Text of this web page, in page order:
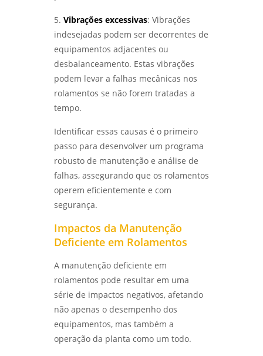
ELÉTRICOS: TÉCNICAS E IMPORTÂNCIA -
LABMETAL
COMO REALIZAR O ENSAIO DE CORROSÃO POR
PITE DE FORMA EFICIENTE - LABMETAL
IDENTIFIQUE PROBLEMAS COMUNS NA
ANÁLISE DE FALHAS EM ENGRENAGENS EM SP
ANÁLISE DE FALHAS EM ROLAMENTOS EM SP:
SOLUÇÕES E MELHORES PRÁTICAS - LABMETAL
ANÁLISE DE FALHAS EM ENGRENAGENS:
IDENTIFIQUE PROBLEMAS ANTES QUE
ACONTEÇAM - LABMETAL
DESVENDANDO OS SEGREDOS DOS ENSAIOS
MECÂNICOS DE MATERIAIS METÁLICOS -
DESVENDANDO MISTÉRIOS: COMO A ANÁLISE
DE FALHAS EM EQUIPAMENTOS TRANSFORMA
RESULTADOS - LABMETAL
DESVENDANDO O ENSAIO DE CORROSÃO:
PROTEJA SEUS MATERIAIS COM
ensaio de corrosão
ensaio de corrosão acelerada
ensaio de corrosão acelerada em sp
paulo
ensaio de corrosão intergranular
ensaio de corrosão intergranular em são
paulo
ensaio de corrosão por pite
ensaio de corrosão por pite em sp
ensaio de corrosão por pite em são
qualificação de eps
qualificação de eps em sp
qualificação de eps em são josé dos
campos
5. Vibrações excessivas: Vibrações
indesejadas podem ser decorrentes de
equipamentos adjacentes ou
desbalanceamento. Estas vibrações
podem levar a falhas mecânicas nos
rolamentos se não forem tratadas a
tempo.
Identificar essas causas é o primeiro
passo para desenvolver um programa
robusto de manutenção e análise de
falhas, assegurando que os rolamentos
operem eficientemente e com
segurança.
Impactos da Manutenção
Deficiente em Rolamentos
A manutenção deficiente em
rolamentos pode resultar em uma
série de impactos negativos, afetando
não apenas o desempenho dos
equipamentos, mas também a
operação da planta como um todo.